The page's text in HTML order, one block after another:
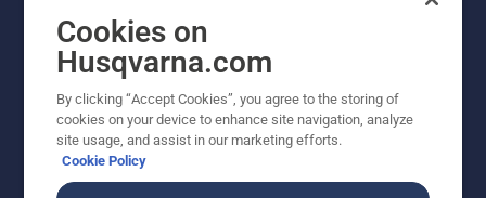
PROFESIONÁLNÍ
Cookies on
Husqvarna.com
By clicking “Accept Cookies”, you agree to the storing of
cookies on your device to enhance site navigation, analyze
site usage, and assist in our marketing efforts.
Cookie Policy